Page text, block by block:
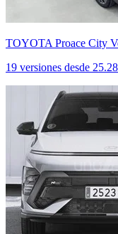
TOYOTA Proace City
19 versiones desde